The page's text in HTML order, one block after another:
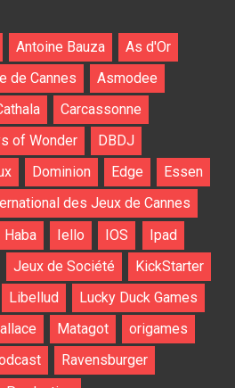
Antoine Bauza
As d'Or
de Cannes
Asmodee
Carcassonne
of Wonder
DBDJ
Dominion Edge
Essen
des Jeux de Cannes
Haba Iello IOS
Ipad
Jeux de Société
KickStarter
Libellud
Lucky Duck Games
Matagot
origames
Ravensburger